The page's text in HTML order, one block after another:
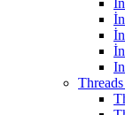
Threads